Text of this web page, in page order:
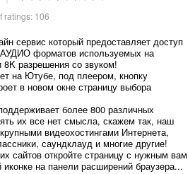
ratings: 106
сервис который предоставляет доступ
форматов используемых на
разрешения со звуком!
на Ютубе, под плеером, кнопку
в новом окне страницу выбора
более 800 различных
их все нет смысла, скажем так, наш
видеохостингами Интернета,
саундклауд и многие другие!
сайтов откройте страницу с нужным вам
на панели расширений браузера...